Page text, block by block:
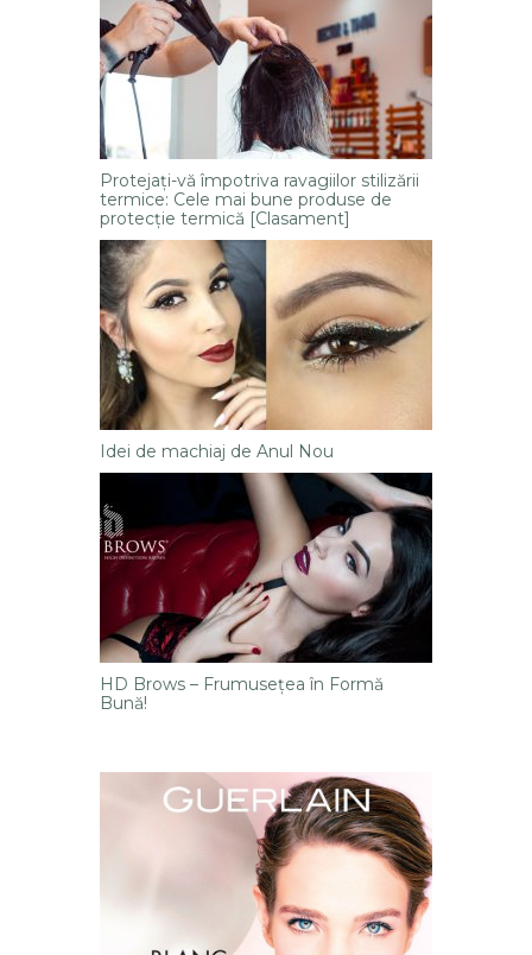
Protejați-vă împotriva ravagiilor stilizării
termice: Cele mai bune produse de
protecție termică [Clasament]
Idei de machiaj de Anul Nou
HD Brows – Frumusețea în Formă
Bună!